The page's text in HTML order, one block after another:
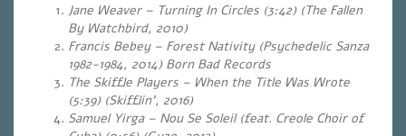
Jane Weaver – Turning In Circles (3:42) (The Fallen
By Watchbird, 2010)
Francis Bebey – Forest Nativity (Psychedelic Sanza
1982-1984, 2014) Born Bad Records
The Skiffle Players – When the Title Was Wrote
(5:39) (Skifflin’, 2016)
Samuel Yirga – Nou Se Soleil (feat. Creole Choir of